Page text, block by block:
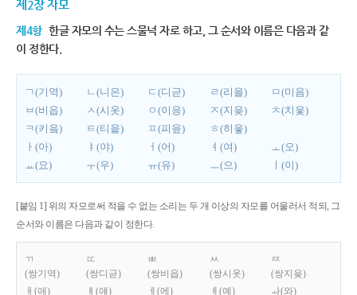
제2장 자모
제4항 한글 자모의 수는 스물넉 자로 하고, 그 순서와 이름은 다음과 같
이 정한다.
ㄱ(기역) ㄴ(니은) ㄷ(디귿) ㄹ(리을)
ㅁ(미음)
ㅂ(비읍)
ㅅ(시옷) ㅇ(이응) ㅈ(지읒)
ㅊ(치읓)
ㅋ(키읔)
ㅌ(티읕) ㅍ(피읖)
ㅎ(히읗)
ㅏ(아)
ㅑ(야) ㅓ(어) ㅕ(여)
ㅗ(오)
ㅛ(요)
ㅜ(우) ㅠ(유) ㅡ(으) ㅣ(이)
[붙임 1] 위의 자모로써 적을 수 없는 소리는 두 개 이상의 자모를 어울러서 적되, 그
순서와 이름은 다음과 같이 정한다.
ㄲ
(쌍기역)
ㄸ
(쌍디귿)
ㅃ
(쌍비읍)
ㅆ
(쌍시옷)
ㅉ
(쌍지읒)
ㅐ(애)
ㅒ(얘) ㅔ(에) ㅖ(예)
ㅘ(와)